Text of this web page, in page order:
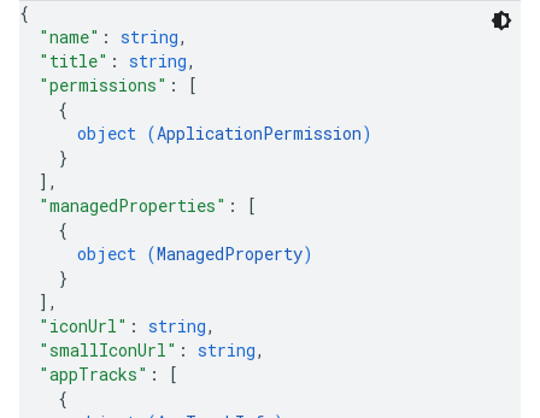
{
"name" : string,
"title" : string,
"permissions" :
[
{
object (ApplicationPermission)
}
] ,
"managedProperties" :
[
{
object (ManagedProperty)
}
] ,
"iconUrl" : string,
"smallIconUrl" : string,
"appTracks" :
[
{